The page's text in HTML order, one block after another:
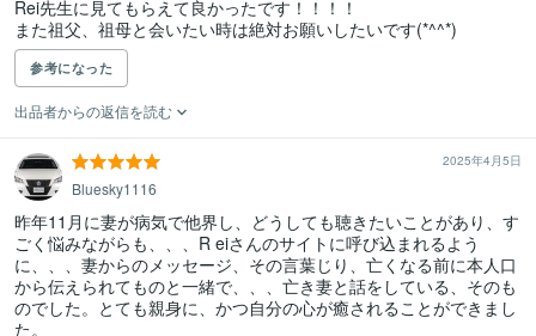
Rei先生に見てもらえて良かったです！！！！
また祖父、祖母と会いたい時は絶対お願いしたいです(*^^*)
参考になった
出品者からの返信を読む
2025年4月5日
Bluesky1116
昨年11月に妻が病気で他界し、どうしても聴きたいことがあり、す
ごく悩みながらも、、、R eiさんのサイトに呼び込まれるよう
に、、、妻からのメッセージ、その言葉じり、亡くなる前に本人口
から伝えられてものと一緒で、、、亡き妻と話をしている、そのも
のでした。とても親身に、かつ自分の心が癒されることができまし
た。